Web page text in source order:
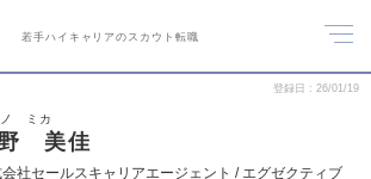
若手ハイキャリアのスカウト転職
登録日 26/01/19
ノ ミカ
美佳
社セールスキャリアエージェント / エグゼクティブ